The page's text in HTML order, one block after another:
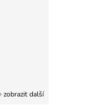
zobrazit další